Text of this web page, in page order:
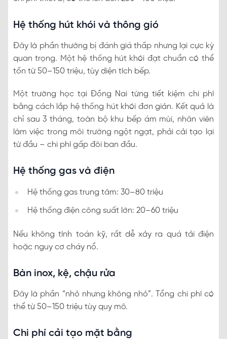
Hệ thống hút khói và thông gió
Đây là phần thường bị đánh giá thấp nhưng lại cực kỳ
quan trọng. Một hệ thống hút khói đạt chuẩn có thể
tốn từ 50–150 triệu, tùy diện tích bếp.
Một trường học tại Đồng Nai từng tiết kiệm chi phí
bằng cách lắp hệ thống hút khói đơn giản. Kết quả là
chỉ sau 3 tháng, toàn bộ khu bếp ám mùi, nhân viên
làm việc trong môi trường ngột ngạt, phải cải tạo lại
từ đầu – chi phí gấp đôi ban đầu.
Hệ thống gas và điện
Hệ thống gas trung tâm: 30–80 triệu
Hệ thống điện công suất lớn: 20–60 triệu
Nếu không tính toán kỹ, rất dễ xảy ra quá tải điện
hoặc nguy cơ cháy nổ.
Bàn inox, kệ, chậu rửa
Đây là phần “nhỏ nhưng không nhỏ”. Tổng chi phí có
thể từ 50–150 triệu tùy quy mô.
Chi phí cải tạo mặt bằng